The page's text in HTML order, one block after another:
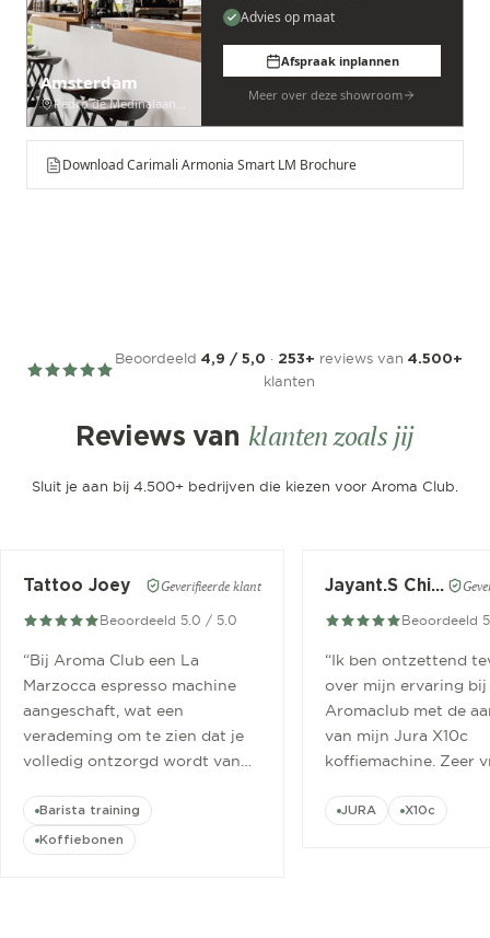
Amsterdam
Pedro de Medinalaan 53
Advies op maat
Afspraak inplannen
Meer over deze showroom
Download Carimali Armonia Smart LM Brochure
Beoordeeld 4,9 / 5,0 · 253+ reviews van 4.500+
klanten
Reviews van klanten zoals jij
Sluit je aan bij 4.500+ bedrijven die kiezen voor Aroma Club.
Tattoo Joey Geverifieerde klant
Beoordeeld 5.0 / 5.0
“Bij Aroma Club een La
Marzocca espresso machine
aangeschaft, wat een
verademing om te zien dat je
volledig ontzorgd wordt van
cursus.”
Barista training
Koffiebonen
Jayant.S Chitaroe
Beoordeeld
“Ik ben ontzettend
over mijn ervaring bij
Aromaclub met de
van mijn Jura X10c
koffiemachine. Zeer
JURA X10c